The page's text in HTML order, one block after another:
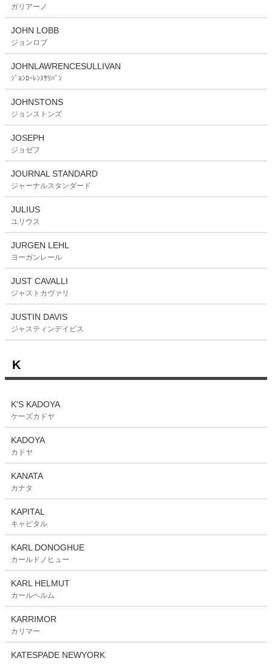
ガリアーノ
JOHN LOBB
ジョンロブ
JOHNLAWRENCESULLIVAN
ｼﾞｮﾝﾛｰﾚﾝｽｻﾘﾊﾞﾝ
JOHNSTONS
ジョンストンズ
JOSEPH
ジョゼフ
JOURNAL STANDARD
ジャーナルスタンダード
JULIUS
ユリウス
JURGEN LEHL
ヨーガンレール
JUST CAVALLI
ジャストカヴァリ
JUSTIN DAVIS
ジャスティンデイビス
K
K'S KADOYA
ケーズカドヤ
KADOYA
カドヤ
KANATA
カナタ
KAPITAL
キャピタル
KARL DONOGHUE
カールドノヒュー
KARL HELMUT
カールヘルム
KARRIMOR
カリマー
KATESPADE NEWYORK